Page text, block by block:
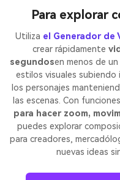
Para explorar
Utiliza el Generador de
crear rápidamente
segundosen menos de
estilos visuales subiendo
los personajes
las escenas. Con
para hacer zoom,
puedes explorar
para creadores,
nuevas ideas